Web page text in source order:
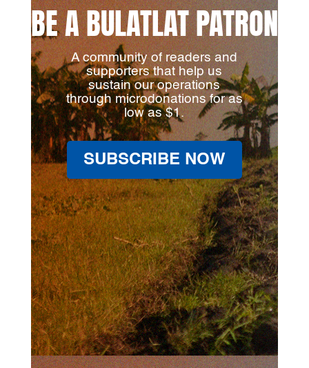
BE A BULATLAT PATRON
A community of readers and
supporters that help us
sustain our operations
through microdonations for as
low as $1.
SUBSCRIBE NOW